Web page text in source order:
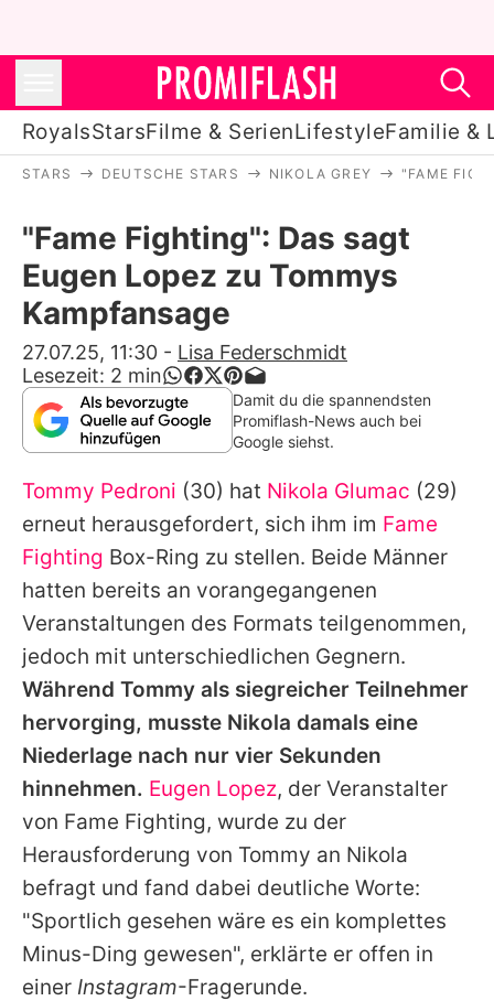
RoyalsStarsFilme & SerienLifestyleFamilie &
Stars
Filme & Serien
Lifestyle
Familie & Liebe
Promiflash Exklusiv
Alle Themen auf Promiflash
Jobs
App runterladen
Team
Redaktionelle Richtlinien
Impressum
Datenschutzerklärung
Nutzungsbedingungen
Utiq verwalten
STARS DEUTSCHE STARS NIKOLA GREY "FAME
"Fame Fighting": Das sagt
Eugen Lopez zu Tommys
Kampfansage
27.07.25, 11:30 - Lisa Federschmidt
Lesezeit: 2 min
Damit du die spannendsten
Promiflash-News auch bei
Google siehst.
Tommy Pedroni (30) hat Nikola Glumac (29)
erneut herausgefordert, sich ihm im Fame
Fighting Box-Ring zu stellen. Beide Männer
hatten bereits an vorangegangenen
Veranstaltungen des Formats teilgenommen,
jedoch mit unterschiedlichen Gegnern.
Während Tommy als siegreicher Teilnehmer
hervorging, musste Nikola damals eine
Niederlage nach nur vier Sekunden
hinnehmen. Eugen Lopez, der Veranstalter
von Fame Fighting, wurde zu der
Herausforderung von Tommy an Nikola
befragt und fand dabei deutliche Worte:
"Sportlich gesehen wäre es ein komplettes
Minus-Ding gewesen", erklärte er offen in
einer Instagram-Fragerunde.